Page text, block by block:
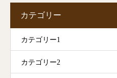
カテゴリー
カテゴリー1
カテゴリー2